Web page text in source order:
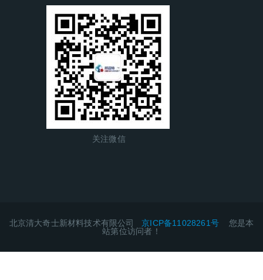
关注微信
北京清大奇士新材料技术有限公司京ICP备11028261号 您是本
站第位访问者！